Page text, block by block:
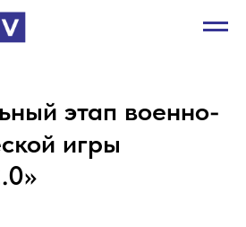
этап военно-
игры